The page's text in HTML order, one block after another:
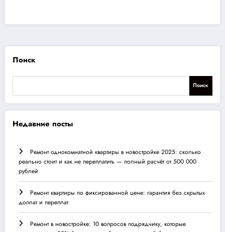
Поиск
Поиск
Недавние посты
Ремонт однокомнатной квартиры в новостройке 2025: сколько
реально стоит и как не переплатить — полный расчёт от 500 000
рублей
Ремонт квартиры по фиксированной цене: гарантия без скрытых
доплат и переплат
Ремонт в новостройке: 10 вопросов подрядчику, которые